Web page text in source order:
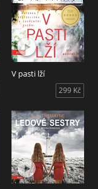
V pasti lží
299 Kč